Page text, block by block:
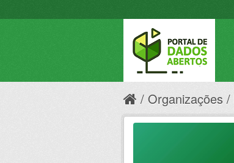
Organizações